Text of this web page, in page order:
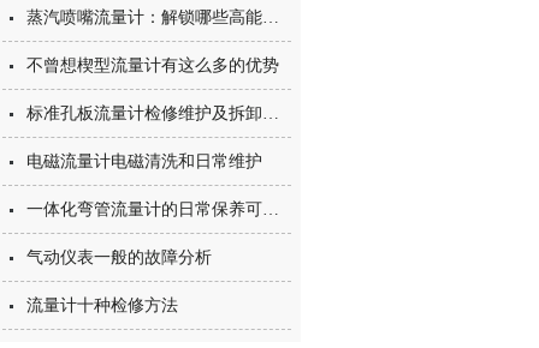
蒸汽喷嘴流量计：解锁哪些高能应用场景？一文揭秘核心适配版图
不曾想楔型流量计有这么多的优势
标准孔板流量计检修维护及拆卸顺序
电磁流量计电磁清洗和日常维护
一体化弯管流量计的日常保养可围绕以下步骤
气动仪表一般的故障分析
流量计十种检修方法